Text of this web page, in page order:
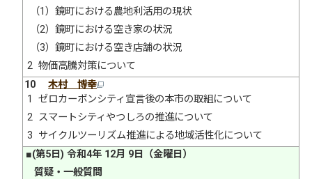
（1）鏡町における農地利活用の現状
（2）鏡町における空き家の状況
（3）鏡町における空き店舗の状況
2 物価高騰対策について
10木村 博幸
1 ゼロカーボンシティ宣言後の本市の取組について
2 スマートシティやつしろの推進について
3 サイクルツーリズム推進による地域活性化について
■(第5日) 令和4年 12月 9日（金曜日）
質疑・一般質問